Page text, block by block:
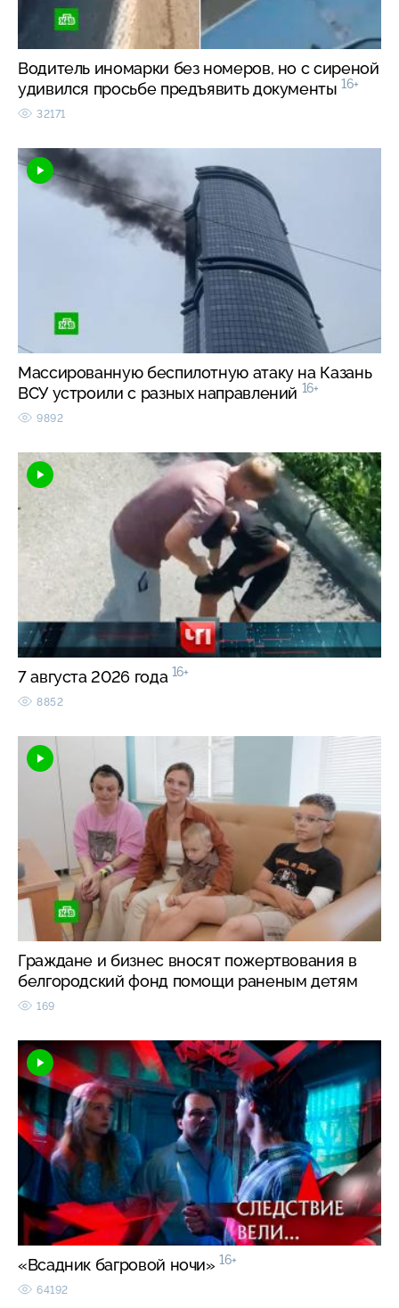
Водитель иномарки без номеров, но с сиреной
удивился просьбе предъявить документы 16+
32171
Массированную беспилотную атаку на Казань
ВСУ устроили с разных направлений 16+
9892
7 августа 2026 года 16+
8852
Граждане и бизнес вносят пожертвования в
белгородский фонд помощи раненым детям
169
«Всадник багровой ночи» 16+
64192